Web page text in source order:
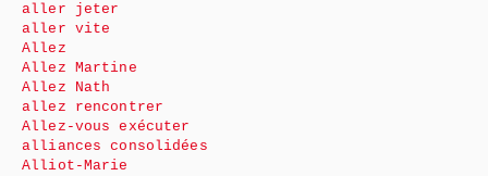
aller jeter
aller vite
Allez
Allez Martine
Allez Nath
allez rencontrer
Allez-vous exécuter
alliances consolidées
Alliot-Marie